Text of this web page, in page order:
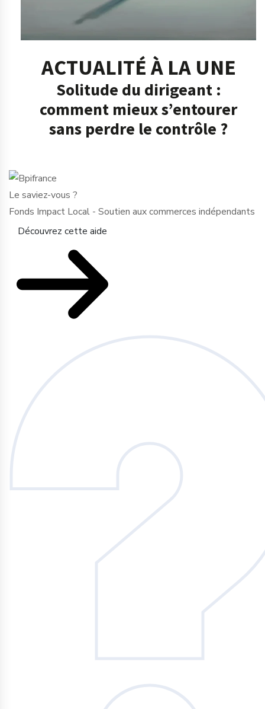
ACTUALITÉ À LA UNE
Solitude du dirigeant :
comment mieux s’entourer
sans perdre le contrôle ?
Le saviez-vous ?
Fonds Impact Local - Soutien aux commerces indépendants
Découvrez cette aide